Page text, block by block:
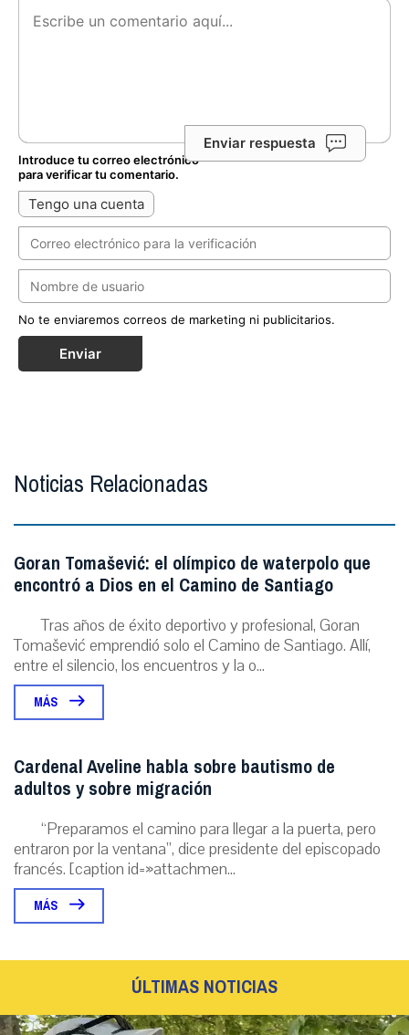
Enviar respuesta
Introduce tu correo electrónico
para verificar tu comentario.
Tengo una cuenta
No te enviaremos correos de marketing ni publicitarios.
Enviar
Noticias Relacionadas
Goran Tomašević: el olímpico de waterpolo que
encontró a Dios en el Camino de Santiago
Tras años de éxito deportivo y profesional, Goran
Tomašević emprendió solo el Camino de Santiago. Allí,
entre el silencio, los encuentros y la o...
MÁS
Cardenal Aveline habla sobre bautismo de
adultos y sobre migración
“Preparamos el camino para llegar a la puerta, pero
entraron por la ventana”, dice presidente del episcopado
francés. [caption id=»attachmen...
MÁS
ÚLTIMAS NOTICIAS